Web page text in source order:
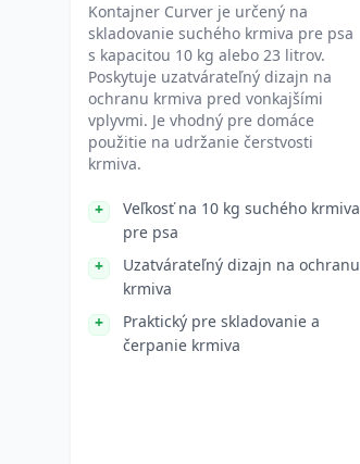
Kontajner Curver je určený na
skladovanie suchého krmiva pre psa
s kapacitou 10 kg alebo 23 litrov.
Poskytuje uzatvárateľný dizajn na
ochranu krmiva pred vonkajšími
vplyvmi. Je vhodný pre domáce
použitie na udržanie čerstvosti
krmiva.
Veľkosť na 10 kg suchého krmiva
pre psa
Uzatvárateľný dizajn na ochranu
krmiva
Praktický pre skladovanie a
čerpanie krmiva